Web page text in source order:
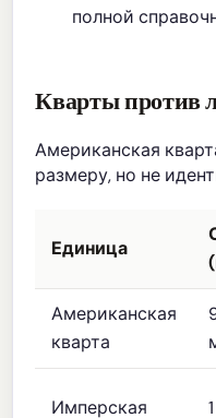
полной
Кварты против
Американская
размеру, но не
Единица
Американская
кварта
Имперская